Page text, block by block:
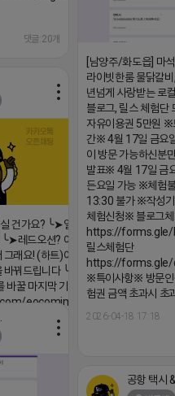
댓글:20개
[남양주/화도읍] 마
라이빗한룸 물닭갈
년넘게 사랑받는 로
블로그, 릴스 체험
자유이용권 5만원
간※ 4월 17일 금요
이 방문 가능하신분
발표※ 4월 17일 금
든요일 가능 ※체험
13:30 불가 ※작성
체험신청※ 블로그
https://forms.gle/
릴스체험단
https://forms.gle/
※특이사항※ 방문인
험권 금액 초과시 초
2026-04-18 17:18
건가요? ╰➤열심히 해도 안되는
╰➤레드오션? 아니요! ╰➤모두 같은
그래요! (하트)이번엔 다릅니다. ╰➤
바꿔드립니다 ╰➤4월 21일(화) 저
꿀 마지막 기회
eocomim/224250518436